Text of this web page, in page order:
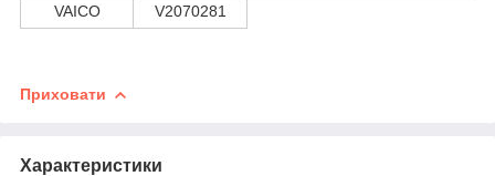
VAICO
V2070281
Приховати
Характеристики